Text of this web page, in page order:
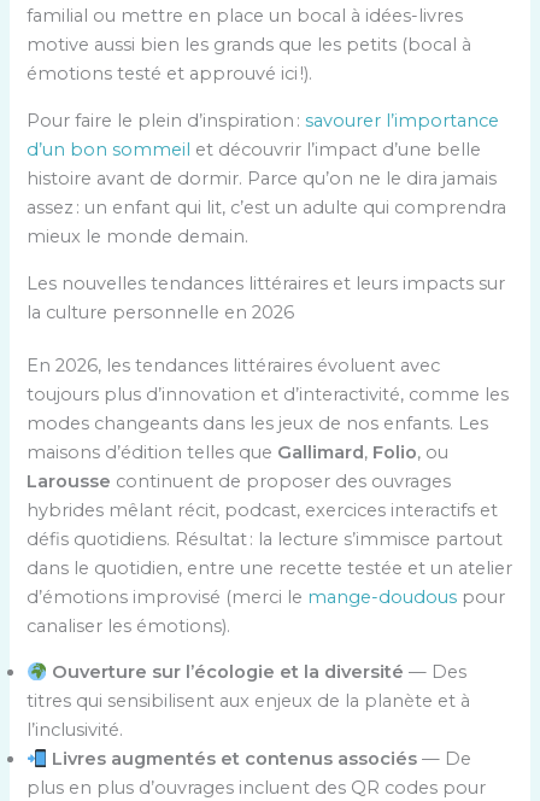
familial ou mettre en place un bocal à idées-livres
motive aussi bien les grands que les petits (bocal à
émotions testé et approuvé ici !).
Pour faire le plein d’inspiration :savourer l’importance
d’un bon sommeil et découvrir l’impact d’une belle
histoire avant de dormir. Parce qu’on ne le dira jamais
assez : un enfant qui lit, c’est un adulte qui comprendra
mieux le monde demain.
Les nouvelles tendances littéraires et leurs impacts sur
la culture personnelle en 2026
En 2026, les tendances littéraires évoluent avec
toujours plus d’innovation et d’interactivité, comme les
modes changeants dans les jeux de nos enfants. Les
maisons d’édition telles que Gallimard, Folio, ou
Larousse continuent de proposer des ouvrages
hybrides mêlant récit, podcast, exercices interactifs et
défis quotidiens. Résultat : la lecture s’immisce partout
dans le quotidien, entre une recette testée et un atelier
d’émotions improvisé (merci le mange-doudous pour
canaliser les émotions).
Ouverture sur l’écologie et la diversité — Des
titres qui sensibilisent aux enjeux de la planète et à
l’inclusivité.
Livres augmentés et contenus associés — De
plus en plus d’ouvrages incluent des QR codes pour